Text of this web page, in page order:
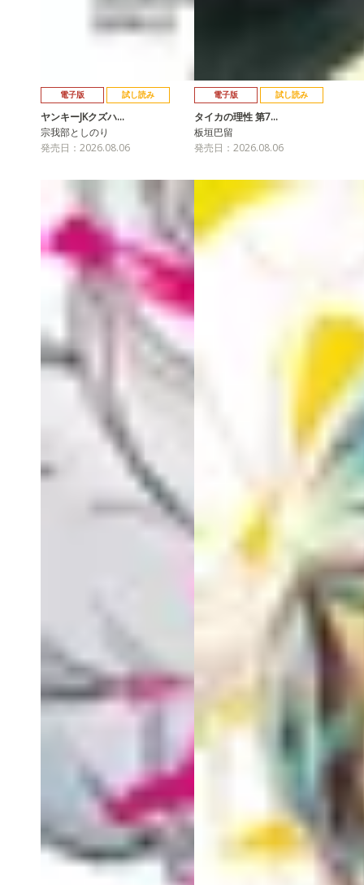
電子版 試し読み
ヤンキーJKクズハ…
宗我部としのり
発売日：2026.08.06
電子版 試し読み
タイカの理性 第7…
板垣巴留
発売日：2026.08.06